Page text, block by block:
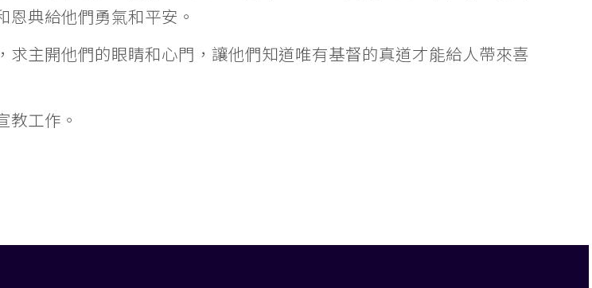
典給他們勇氣和平安。
求主開他們的眼睛和心門，讓他們知道唯有基督的真道才能給人帶來喜
教工作。